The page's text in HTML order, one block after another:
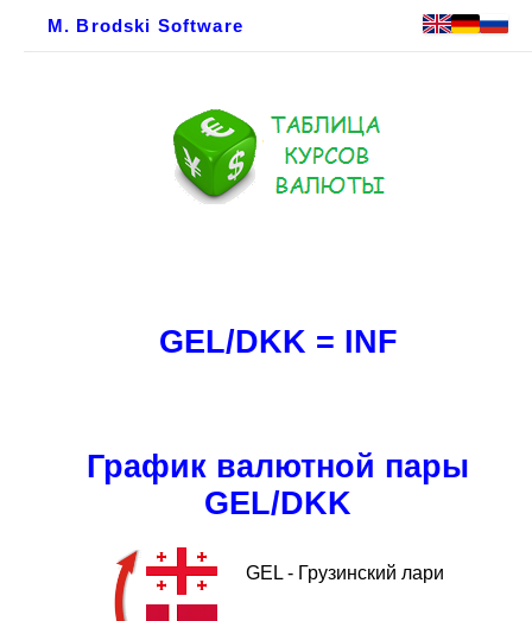
M. Brodski Software
GEL/DKK = INF
График валютной пары
GEL/DKK
GEL - Грузинский лари